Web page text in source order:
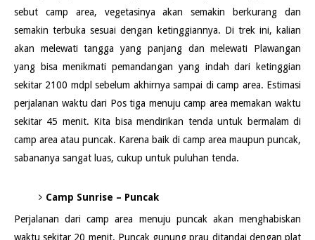
sebut camp area, vegetasinya akan semakin berkurang dan
semakin terbuka sesuai dengan ketinggiannya. Di trek ini, kalian
akan melewati tangga yang panjang dan melewati Plawangan
yang bisa menikmati pemandangan yang indah dari ketinggian
sekitar 2100 mdpl sebelum akhirnya sampai di camp area. Estimasi
perjalanan waktu dari Pos tiga menuju camp area memakan waktu
sekitar 45 menit. Kita bisa mendirikan tenda untuk bermalam di
camp area atau puncak. Karena baik di camp area maupun puncak,
sabananya sangat luas, cukup untuk puluhan tenda.
Camp Sunrise – Puncak
Perjalanan dari camp area menuju puncak akan menghabiskan
waktu sekitar 20 menit. Puncak gunung prau ditandai dengan plat